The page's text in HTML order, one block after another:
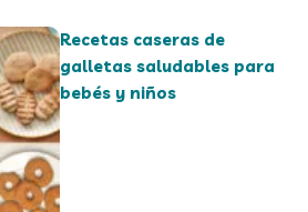
Recetas caseras de
galletas saludables para
bebés y niños